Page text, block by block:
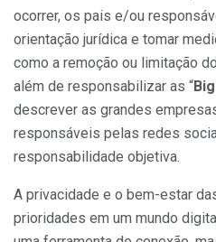
ocorrer, os pais e/ou
orientação jurídica e tomar
como a remoção ou limitação
além de responsabilizar as “
descrever as grandes
responsáveis pelas redes
responsabilidade objetiva.
A privacidade e o bem-estar
prioridades em um mundo